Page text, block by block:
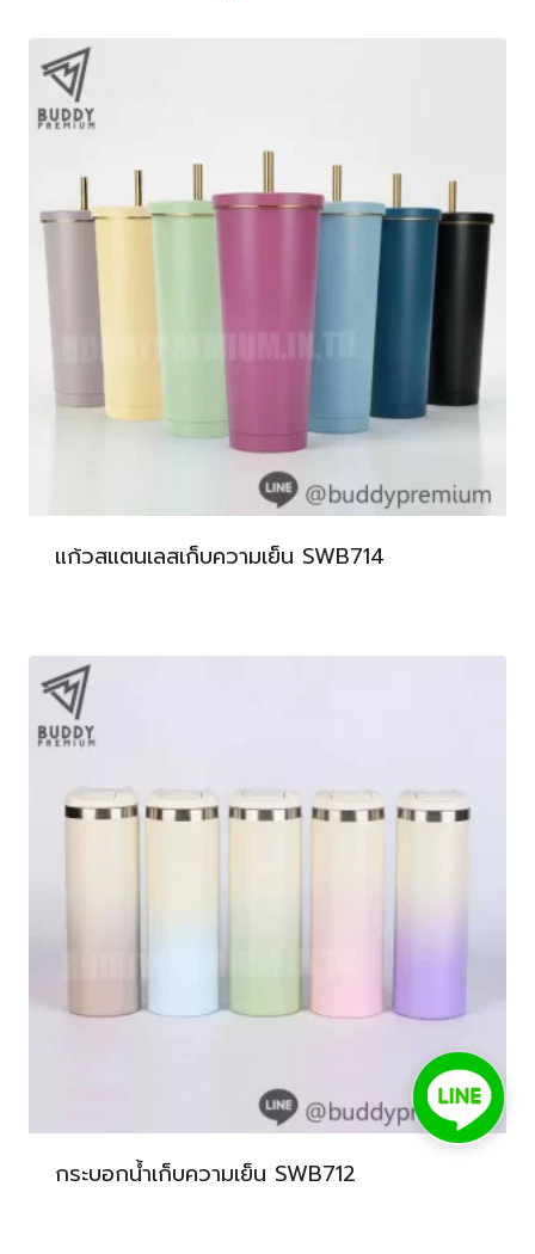
แก้วสแตนเลสเก็บความเย็น SWB714
กระบอกน้ำเก็บความเย็น SWB712